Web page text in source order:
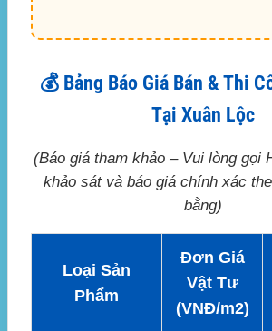
💰 Bảng Báo Giá Bán & Thi
Tại Xuân Lộc
(Báo giá tham khảo – Vui lòng gọi
khảo sát và báo giá chính xác
bằng)
Loại Sản
Phẩm
Đơn Giá
Vật Tư
(VNĐ/m2)